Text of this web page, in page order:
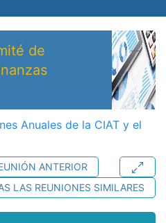
de
Anuales de la CIAT y el
ANTERIOR
LAS REUNIONES SIMILARES